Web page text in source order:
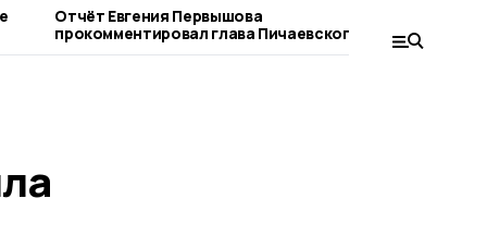
Отчёт Евгения Первышова
прокомментировал глава Пичаевского
округа
отчётом о
прямом